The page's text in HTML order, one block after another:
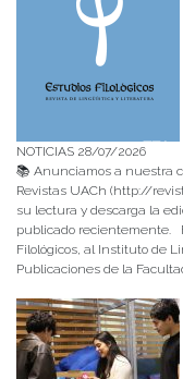
NOTICIAS 28/07/2026
📚 Anunciamos a nuestra
Revistas UACh (http://
su lectura y descarga la
publicado recientemente.
Filológicos, al Instituto de
Publicaciones de la